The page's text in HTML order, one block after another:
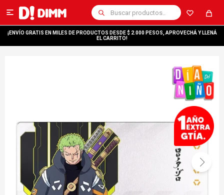

¡ENVÍO GRATIS EN MILES DE PRODUCTOS DESDE $ 2.000 PESOS, APROVECHÁ Y LLENÁ
EL CARRITO!